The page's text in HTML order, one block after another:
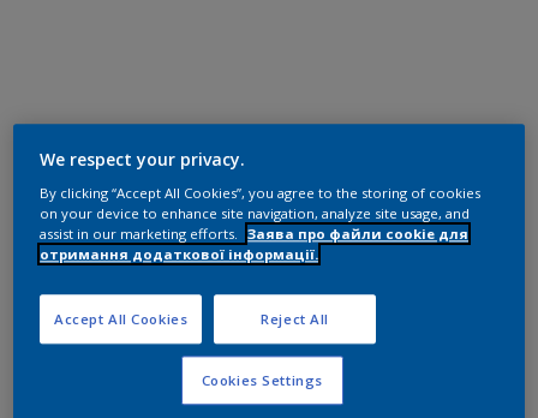
We respect your privacy.
By clicking “Accept All Cookies”, you agree to the storing of cookies
on your device to enhance site navigation, analyze site usage, and
assist in our marketing efforts.
Заява про файли cookie для
отримання додаткової інформації.
Reject All
Accept All Cookies
Cookies Settings